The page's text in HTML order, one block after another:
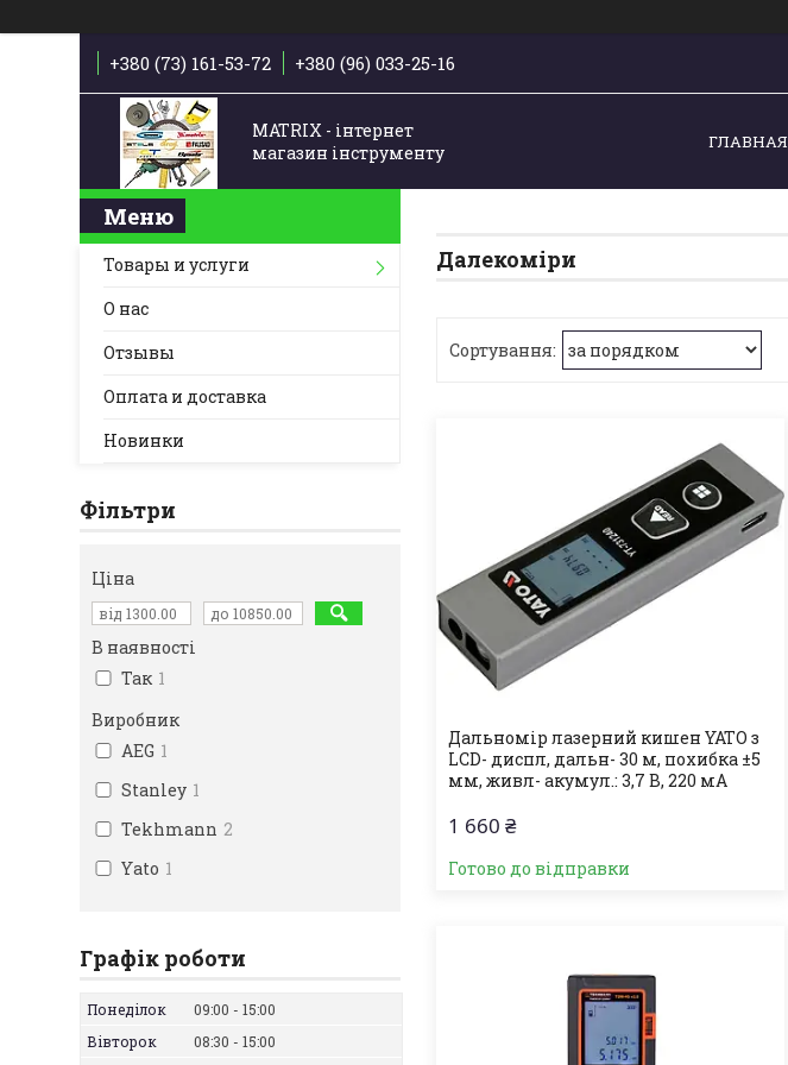
+380 (73) 161-53-72 +380 (96) 033-25-16
MATRIX - інтернет
магазин інструменту
ГЛАВНАЯ
Далекоміри
Дальномір лазерний кишен YATO з
LCD- диспл, дальн- 30 м, похибка ±5
мм, живл- акумул.: 3,7 В, 220 мА
1 660 ₴
Готово до відправки
Товары и услуги
О нас
Отзывы
Оплата и доставка
Новинки
Фільтри
Ціна
В наявності
Так 1
Виробник
AEG 1
Stanley 1
Tekhmann 2
Yato 1
Графік роботи
Понеділок 09:00
15:00
Вівторок
08:30
15:00